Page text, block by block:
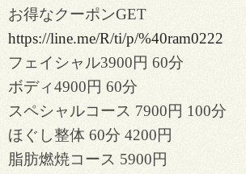
お得なクーポンGET
https://line.me/R/ti/p/%40ram0222
フェイシャル3900円 60分
ボディ4900円 60分
スペシャルコース 7900円 100分
ほぐし整体 60分 4200円
脂肪燃焼コース 5900円